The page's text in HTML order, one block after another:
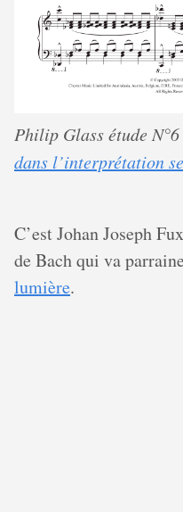
Philip Glass étude
dans l’interprétation
C’est Johan Joseph
de Bach qui va
lumière.